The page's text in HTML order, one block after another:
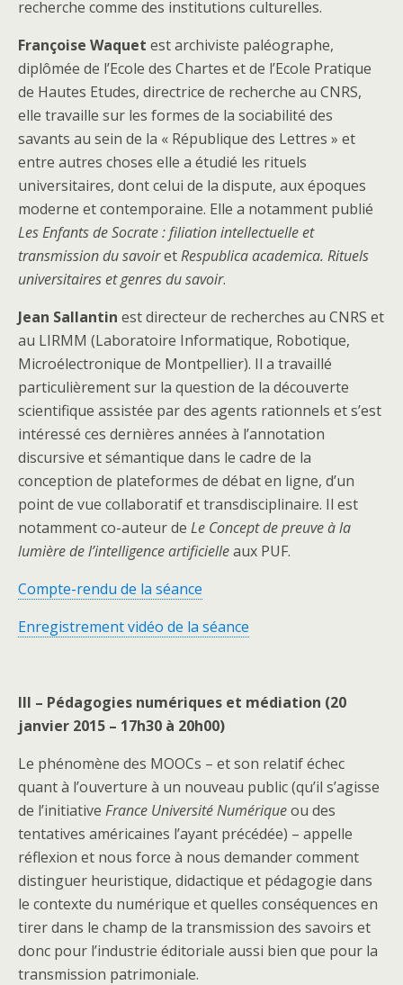
recherche comme des institutions culturelles.
Françoise Waquet est archiviste paléographe,
diplômée de l’Ecole des Chartes et de l’Ecole Pratique
de Hautes Etudes, directrice de recherche au CNRS,
elle travaille sur les formes de la sociabilité des
savants au sein de la « République des Lettres » et
entre autres choses elle a étudié les rituels
universitaires, dont celui de la dispute, aux époques
moderne et contemporaine. Elle a notamment publié
Les Enfants de Socrate : filiation intellectuelle et
transmission du savoiretRespublica academica. Rituels
universitaires et genres du savoir.
Jean Sallantin est directeur de recherches au CNRS et
au LIRMM (Laboratoire Informatique, Robotique,
Microélectronique de Montpellier). Il a travaillé
particulièrement sur la question de la découverte
scientifique assistée par des agents rationnels et s’est
intéressé ces dernières années à l’annotation
discursive et sémantique dans le cadre de la
conception de plateformes de débat en ligne, d’un
point de vue collaboratif et transdisciplinaire. Il est
notamment co-auteur de Le Concept de preuve à la
lumière de l’intelligence artificielleaux PUF.
Compte-rendu de la séance
Enregistrement vidéo de la séance
III – Pédagogies numériques et médiation (20
janvier 2015 – 17h30 à 20h00)
Le phénomène des MOOCs – et son relatif échec
quant à l’ouverture à un nouveau public (qu’il s’agisse
de l’initiative France Université Numériqueou des
tentatives américaines l’ayant précédée) – appelle
réflexion et nous force à nous demander comment
distinguer heuristique, didactique et pédagogie dans
le contexte du numérique et quelles conséquences en
tirer dans le champ de la transmission des savoirs et
donc pour l’industrie éditoriale aussi bien que pour la
transmission patrimoniale.